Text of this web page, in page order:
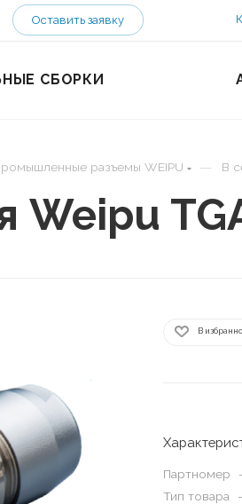
Оставить заявку
СБОРКИ
разъемы WEIPU — B
Weipu
В
Партномер
Тип товара